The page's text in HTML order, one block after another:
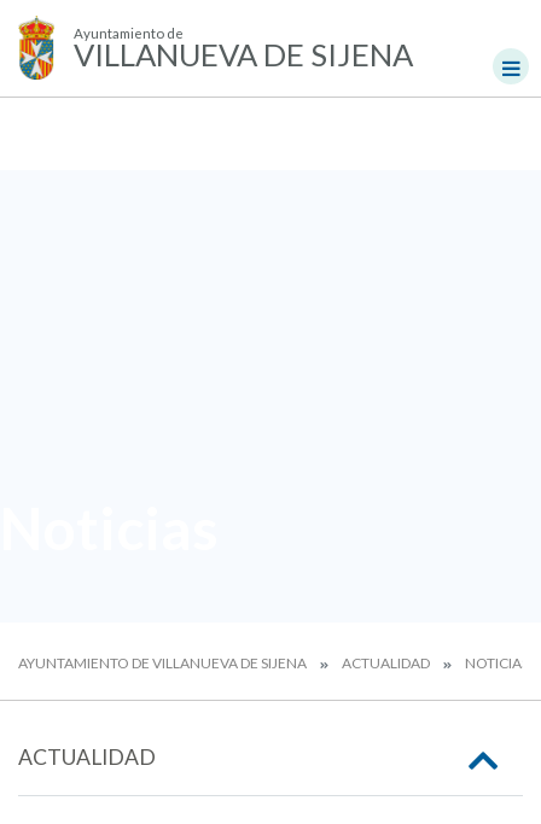
Ayuntamiento de
VILLANUEVA DE SIJENA
AYUNTAMIENTO DE VILLANUEVA DE SIJENA ACTUALIDAD NOTICIAS
ACTUALIDAD